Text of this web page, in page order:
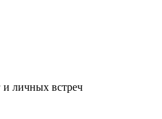
и личных встреч